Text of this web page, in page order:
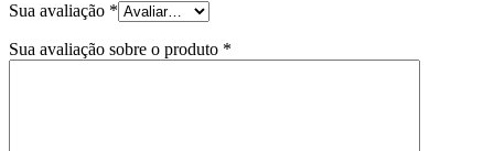
Sua avaliação *
Sua avaliação sobre o produto *